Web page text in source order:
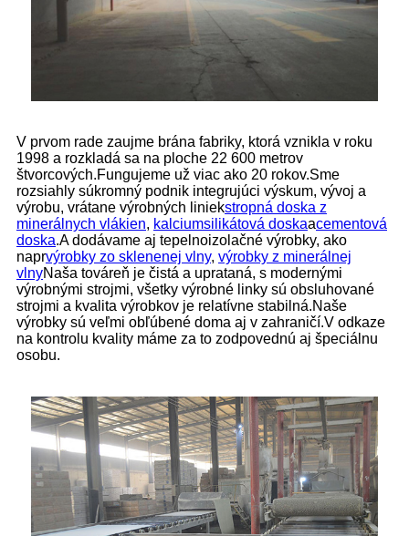
V prvom rade zaujme brána fabriky, ktorá vznikla v roku
1998 a rozkladá sa na ploche 22 600 metrov
štvorcových.Fungujeme už viac ako 20 rokov.Sme
rozsiahly súkromný podnik integrujúci výskum, vývoj a
výrobu, vrátane výrobných liniekstropná doska z
minerálnych vlákien, kalciumsilikátová doskaacementová
doska.A dodávame aj tepelnoizolačné výrobky, ako
naprvýrobky zo sklenenej vlny, výrobky z minerálnej
vlnyNaša továreň je čistá a uprataná, s modernými
výrobnými strojmi, všetky výrobné linky sú obsluhované
strojmi a kvalita výrobkov je relatívne stabilná.Naše
výrobky sú veľmi obľúbené doma aj v zahraničí.V odkaze
na kontrolu kvality máme za to zodpovednú aj špeciálnu
osobu.